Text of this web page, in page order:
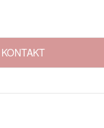
KONTAKT